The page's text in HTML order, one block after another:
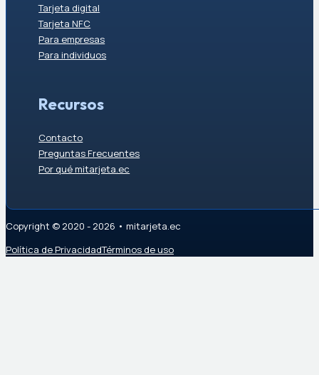
Tarjeta digital
Tarjeta NFC
Para empresas
Para individuos
Recursos
Contacto
Preguntas Frecuentes
Por qué mitarjeta.ec
Copyright © 2020 - 2026 • mitarjeta.ec
Política de PrivacidadTérminos de uso